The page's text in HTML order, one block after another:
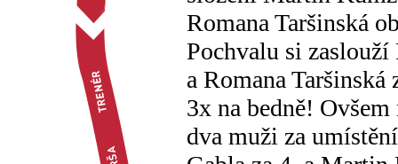
Romana Taršinská
Pochvalu si
a Romana
3x na bedně!
dva muži za